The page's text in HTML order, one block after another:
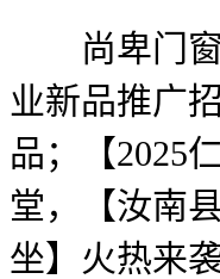
尚卑门窗
业新品推广
品；【2025
堂，【汝南
坐】火热来